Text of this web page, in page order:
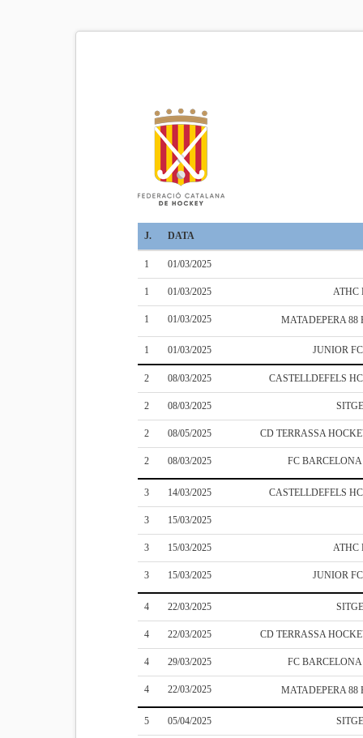
J. DATA
1 01/03/2025
1 01/03/2025 ATHC
1 01/03/2025 MATADEPERA 88
1 01/03/2025 JUNIOR
2 08/03/2025 CASTELLDEFELS
2 08/03/2025
2 08/05/2025 CD TERRASSA
2 08/03/2025 FC
3 14/03/2025 CASTELLDEFELS
3 15/03/2025
3 15/03/2025 ATHC
3 15/03/2025 JUNIOR
4 22/03/2025
4 22/03/2025 CD TERRASSA
4 29/03/2025 FC
4 22/03/2025 MATADEPERA 88
5 05/04/2025